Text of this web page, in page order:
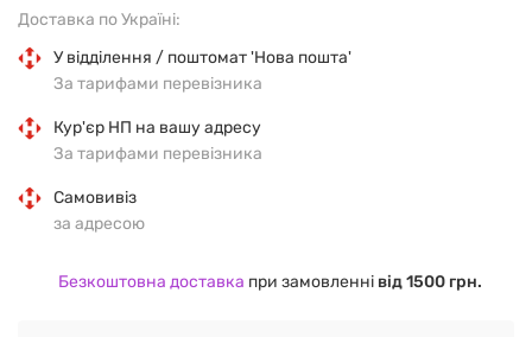
Доставка по Україні:
У відділення / поштомат 'Нова пошта'
За тарифами перевізника
Кур'єр НП на вашу адресу
За тарифами перевізника
Самовивіз
за адресою
Безкоштовна доставка при замовленні від 1500 грн.
Жири - 43,2 г
Вуглеводи - 18 г
Склад:смажені ядра арахісу (85%), ізолят
Термін придатності: